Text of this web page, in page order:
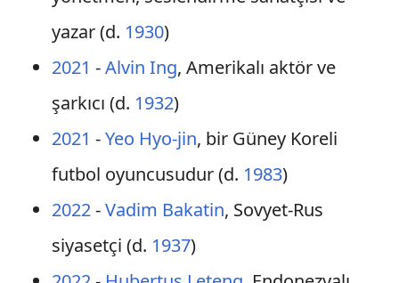
yazar (d. 1930)
2021 -Alvin Ing, Amerikalı aktör ve
şarkıcı (d. 1932)
2021 -Yeo Hyo-jin, bir Güney Koreli
futbol oyuncusudur (d. 1983)
2022-Vadim Bakatin, Sovyet-Rus
siyasetçi (d. 1937)